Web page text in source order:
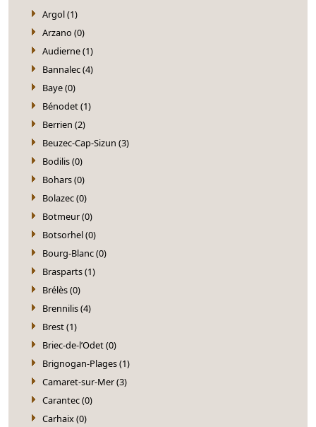
Argol (1)
Arzano (0)
Audierne (1)
Bannalec (4)
Baye (0)
Bénodet (1)
Berrien (2)
Beuzec-Cap-Sizun (3)
Bodilis (0)
Bohars (0)
Bolazec (0)
Botmeur (0)
Botsorhel (0)
Bourg-Blanc (0)
Brasparts (1)
Brélès (0)
Brennilis (4)
Brest (1)
Briec-de-l’Odet (0)
Brignogan-Plages (1)
Camaret-sur-Mer (3)
Carantec (0)
Carhaix (0)